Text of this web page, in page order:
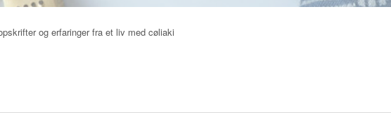
og erfaringer fra et liv med cøliaki